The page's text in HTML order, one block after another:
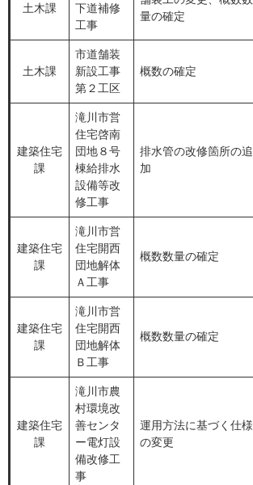
土木課
下道補修
工事
量の確定
土木課
市道舗装
新設工事
第２工区
概数の確定
建築住宅
課
滝川市営
住宅啓南
団地８号
棟給排水
設備等改
修工事
排水管の改修箇所の追
加
建築住宅
課
滝川市営
住宅開西
団地解体
Ａ工事
概数数量の確定
建築住宅
課
滝川市営
住宅開西
団地解体
Ｂ工事
概数数量の確定
建築住宅
課
滝川市農
村環境改
善センタ
ー電灯設
備改修工
事
運用方法に基づく仕様
の変更